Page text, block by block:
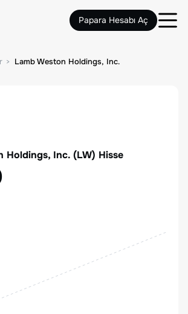
Papara Hesabı Aç
Lamb Weston Holdings, Inc.
Holdings, Inc. (LW) Hisse